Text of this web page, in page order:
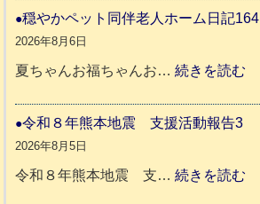
本
援
市
和
穏やかペット同伴老人ホーム日記164
2026年8月6日
夏ちゃんお福ちゃんお…続きを読む
令和８年熊本地震 支援活動報告3
2026年8月5日
令和８年熊本地震 支…続きを読む